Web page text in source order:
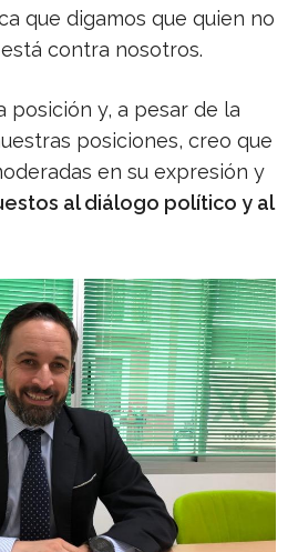
que digamos que quien no
contra nosotros.
posición y, a pesar de la
posiciones, creo que
en su expresión y
al diálogo político y al